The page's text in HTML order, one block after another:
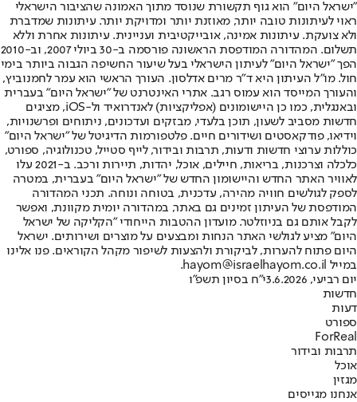
"ישראל היום" הוא גוף תקשורת שנוסד מתוך האמונה שהציבור הישראלי
ראוי לעיתונות טובה יותר, מאוזנת יותר ומדויקת יותר. עיתונות שמדברת
ולא צועקת. עיתונות אמינה, אובייקטיבית ועניינית. עיתונות אחרת וללא
תשלום. המהדורה המודפסת הראשונה פורסמה ב-30 ביולי 2007, וב-2010
הפך "ישראל היום" לעיתון הישראלי בעל שיעור החשיפה הגבוה ביותר בימי
חול. מו"ל העיתון היא ד"ר מרים אדלסון. העורך הראשי הוא עמר לחמנוביץ,
והעורך המייסד הוא עמוס רגב. אתרי האינטרנט של "ישראל היום" בעברית
ובאנגלית, כמו כן היישומונים (אפליקציות) לאנדרואיד ול-iOS, מציגים
חדשות מסביב לשעון, תוכן בלעדי, מבזקים ועדכונים, ניתוחים ופרשנויות,
וידיאו, פודקאסטים ושידורים חיים. פלטפורמות הדיגיטל של "ישראל היום"
כוללות ערוצי חדשות ודעות, תרבות ובידור, לייף סטייל, טכנולוגיה, ספורט,
כלכלה וצרכנות, בריאות, חיילים, אוכל, יהדות, תיירות ורכב. ב-2021 עלו
לאוויר האתר החדש והיישומון החדש של "ישראל היום" בעברית, במטרה
לספק לגולשים חוויה מהירה, עדכנית, בטוחה ונוחה. תכני המהדורה
המודפסת של העיתון זמינים גם באתר, במהדורה יומית מקוונת, ואפשר
לקבל אותם גם בניוזלטר. מועדון ההטבות הייחודי "הקליקה של ישראל
היום" מציע לגולשי האתר הנחות ומבצעים על מוצרים ושירותים. ישראל
היום פתוח להערות, לביקורת ולהצעות לשיפור מקהל הקוראים. פנו אלינו
במייל hayom@israelhayom.co.il.
יום רביעי, 3.6.2026
י"ח בסיון תשפ"ו
חדשות
דעות
ספורט
ForReal
תרבות ובידור
אוכל
מגזין
אנחנו מגייסים